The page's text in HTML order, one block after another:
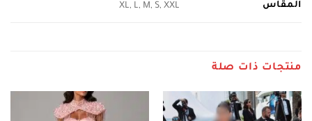
المقاس XL, L, M, S, XXL
منتجات ذات صلة